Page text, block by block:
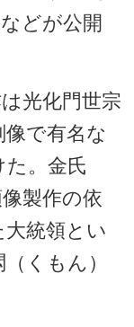
どが公開
光化門世宗
で有名な
。金氏
製作の依
統領とい
くもん）